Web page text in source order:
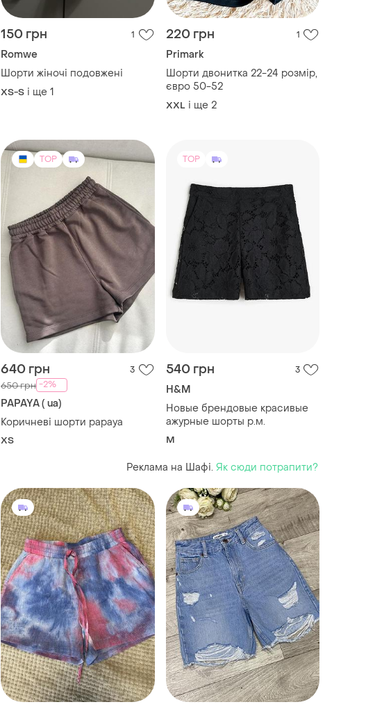
150 грн 1
Romwe
Шорти жіночі подовжені
XS-S і ще 1
220 грн 1
Primark
Шорти двонитка 22-24 розмір,
євро 50-52
XXL і ще 2
TOP
640 грн 3
650 грн -2%
PAPAYA ( ua)
Коричневі шорти papaya
ХS
TOP
540 грн 3
H&M
Новые брендовые красивые
ажурные шорты р.м.
M
Реклама на Шафі. Як сюди потрапити?